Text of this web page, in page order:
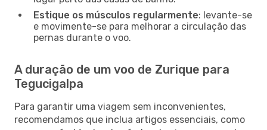
Estique os músculos regularmente: levante-se
e movimente-se para melhorar a circulação das
pernas durante o voo.
A duração de um voo de Zurique para
Tegucigalpa
Para garantir uma viagem sem inconvenientes,
recomendamos que inclua artigos essenciais, como